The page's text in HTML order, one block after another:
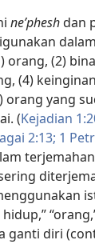
neʹpheshdan
orang, (2)
(4)
orang yang
(Kejadian
2:13; 1
ganti diri